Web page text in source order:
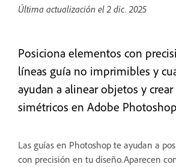
Última actualización el2 dic. 2025
Posiciona elementos con
líneas guía no imprimibles y
ayudan a alinear objetos y
simétricos en Adobe
Las guías en Photoshop te ayudan a
con precisión en tu diseño.Aparecen